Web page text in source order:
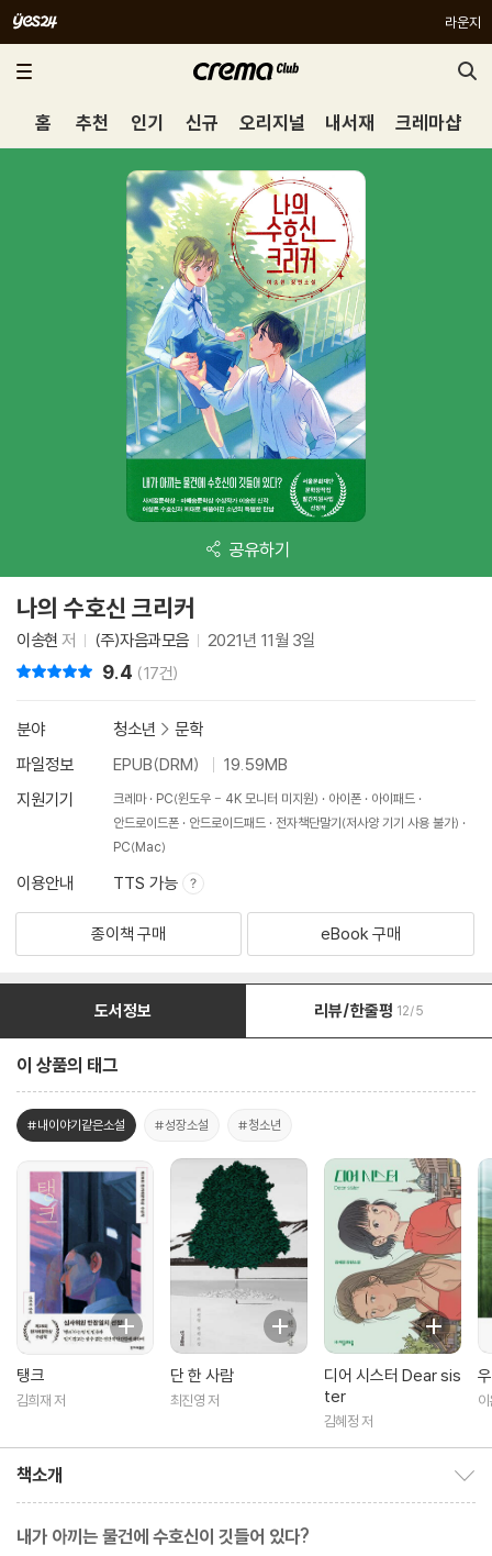
라운지
홈 추천 인기 신규 오리지널 내서재 크레마샵
공유하기
나의 수호신 크리커
이송현 저 (주)자음과모음 2021년 11월 3일
9.4 (17건)
분야 청소년 > 문학
파일정보
EPUB(DRM)
19.59MB
지원기기
크레마 PC(윈도우 - 4K 모니터 미지원) 아이폰
아이패드
안드로이드폰
안드로이드패드
전자책단말기(저사양 기기 사용 불가)
PC(Mac)
이용안내 TTS 가능
종이책 구매 eBook 구매
도서정보 리뷰/한줄평 12/5
이 상품의 태그
#내이야기같은소설 #성장소설 #청소년
탱크
김희재 저
단 한 사람
최진영 저
디어 시스터 Dear sis
ter
김혜정 저
책소개
내가 아끼는 물건에 수호신이 깃들어 있다?